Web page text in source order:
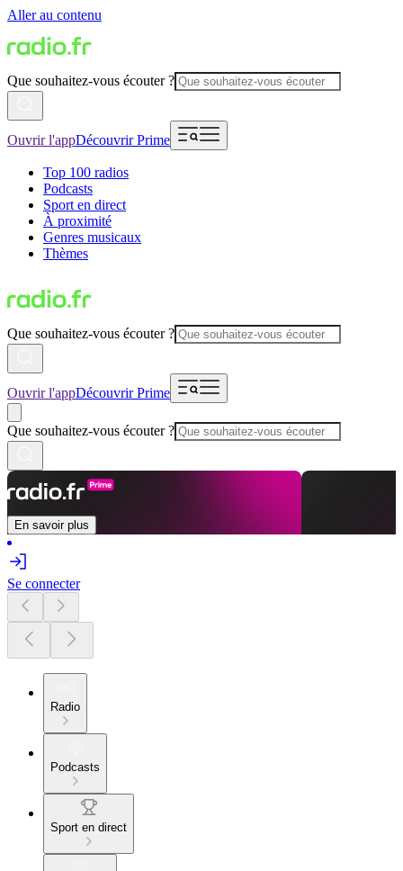
Aller au contenu
Que souhaitez-vous écouter ?
Ouvrir l'appDécouvrir Prime
Top 100 radios
Podcasts
Sport en direct
À proximité
Genres musicaux
Thèmes
Que souhaitez-vous écouter ?
Ouvrir l'appDécouvrir Prime
Que souhaitez-vous écouter ?
En savoir plus
Se connecter
Radio
Podcasts
Sport en direct